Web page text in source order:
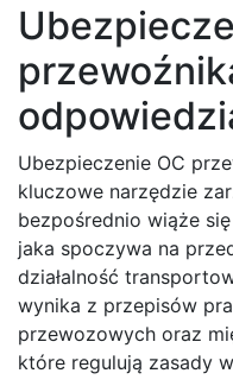
Ubezpieczenie OC
kluczowe narzędzie
bezpośrednio wiąże
jaka spoczywa na
działalność
wynika z przepisów
przewozowych oraz
które regulują zasady